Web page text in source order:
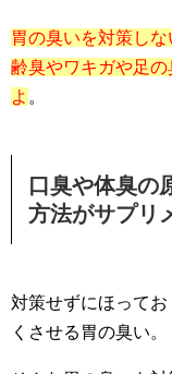
胃の臭いを対策し
齢臭やワキガや足
よ 。
口臭や体臭の
方法がサプリ
対策せずにほって
くさせる胃の臭い。